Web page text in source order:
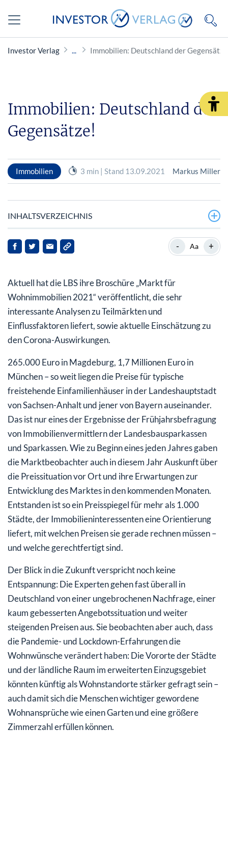
Investor Verlag Immobilien: Deutschland der
Immobilien: Deutschland der
Gegensätze!
Immobilien 3 min | Stand 13.09.2021 Markus Miller
INHALTSVERZEICHNIS
Die wichtigsten Kennziffern rund um den
Wohnungsmarkt
Begehrlichkeiten wecken
Verstärken Sie jetzt den Kapitalschutz Ihrer
Immobilien!
- Aa +
Aktuell hat die LBS ihre Broschüre „Markt für
Wohnimmobilien 2021“ veröffentlicht, die sehr
interessante Analysen zu Teilmärkten und
Einflussfaktoren liefert, sowie aktuelle Einschätzung zu
den Corona-Auswirkungen.
265.000 Euro in Magdeburg, 1,7 Millionen Euro in
München – so weit liegen die Preise für typische
freistehende Einfamilienhäuser in der Landeshauptstadt
von Sachsen-Anhalt und jener von Bayern auseinander.
Das ist nur eines der Ergebnisse der Frühjahrsbefragung
von Immobilienvermittlern der Landesbausparkassen
und Sparkassen. Wie zu Beginn eines jeden Jahres gaben
die Marktbeobachter auch in diesem Jahr Auskunft über
die Preissituation vor Ort und ihre Erwartungen zur
Entwicklung des Marktes in den kommenden Monaten.
Entstanden ist so ein Preisspiegel für mehr als 1.000
Städte, der Immobilieninteressenten eine Orientierung
liefert, mit welchen Preisen sie gerade rechnen müssen –
und welche gerechtfertigt sind.
Der Blick in die Zukunft verspricht noch keine
Entspannung: Die Experten gehen fast überall in
Deutschland von einer ungebrochenen Nachfrage, einer
kaum gebesserten Angebotssituation und weiter
steigenden Preisen aus. Sie beobachten aber auch, dass
die Pandemie- und Lockdown-Erfahrungen die
Wohnwünsche verändert haben: Die Vororte der Städte
und der ländliche Raum im erweiterten Einzugsgebiet
könnten künftig als Wohnstandorte stärker gefragt sein –
auch damit sich die Menschen wichtiger gewordene
Wohnansprüche wie einen Garten und eine größere
Zimmerzahl erfüllen können.